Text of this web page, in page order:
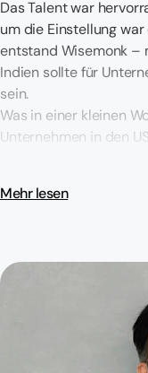
Das Talent war
um die Einstellung
entstand Wisemonk –
Indien sollte für
sein.
Was in einer kleinen
Unternehmen in den
einem Unternehmen
Mehr lesen